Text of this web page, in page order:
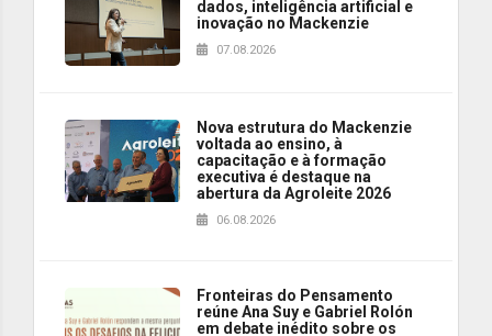
dados, inteligência artificial e
inovação no Mackenzie
07.08.2026
Nova estrutura do Mackenzie
voltada ao ensino, à
capacitação e à formação
executiva é destaque na
abertura da Agroleite 2026
06.08.2026
Fronteiras do Pensamento
reúne Ana Suy e Gabriel Rolón
em debate inédito sobre os